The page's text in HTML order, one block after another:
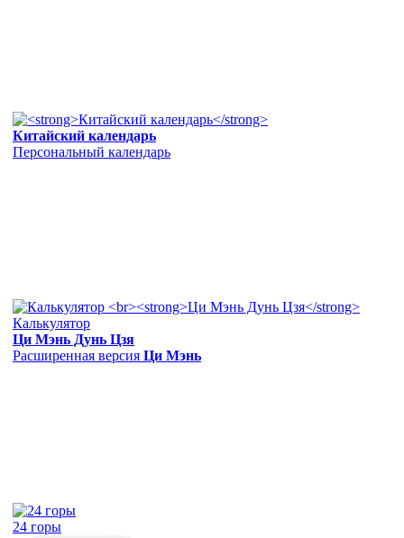
Китайский календарь
Персональный календарь
Калькулятор
Ци Мэнь Дунь Цзя
Расширенная версия Ци Мэнь
24 горы